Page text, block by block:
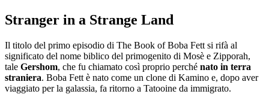
Stranger in a Strange Land
Il titolo del primo episodio di The Book of Boba Fett si rifà al
significato del nome biblico del primogenito di Mosè e Zipporah,
tale Gershom, che fu chiamato così proprio perché nato in terra
straniera. Boba Fett è nato come un clone di Kamino e, dopo aver
viaggiato per la galassia, fa ritorno a Tatooine da immigrato.